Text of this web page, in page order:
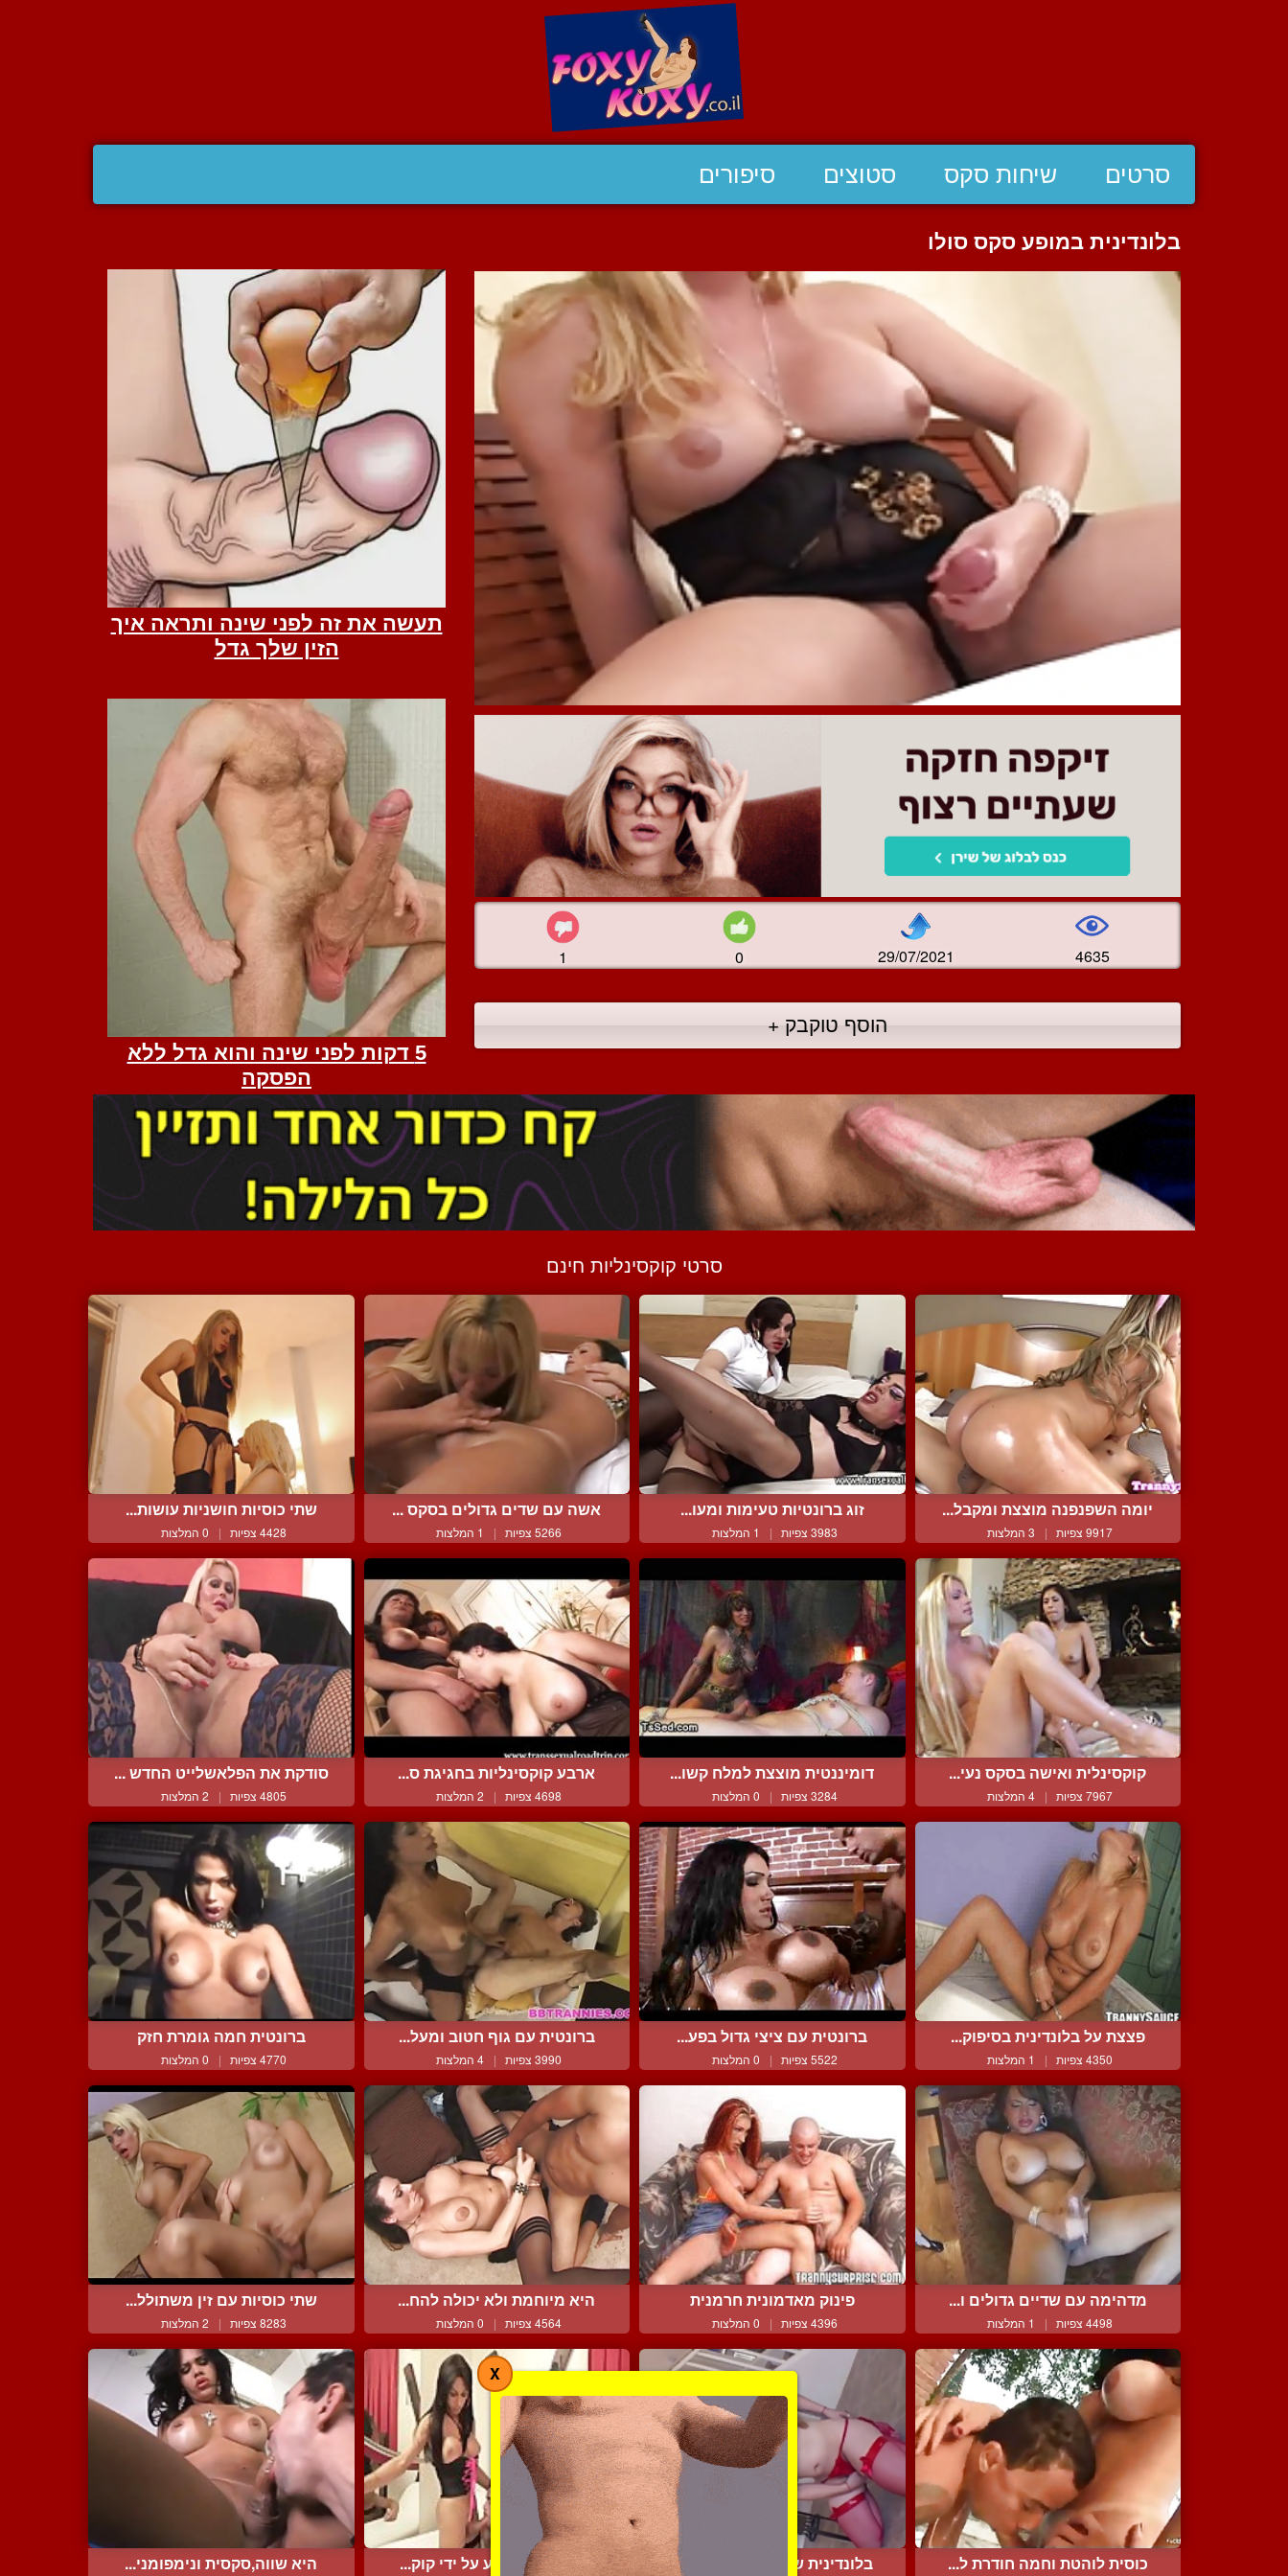
סרטים שיחות סקס סטוצים סיפורים
בלונדינית במופע סקס סולו
1 0 29/07/2021 4635
הוסף טוקבק +
סרטי קוקסינליות חינם
יומה השפנפנה מוצצת ומקבל...
9917 צפיות | 3 המלצות
זוג ברונטיות טעימות ומעו...
3983 צפיות | 1 המלצות
אשה עם שדים גדולים בסקס ...
5266 צפיות | 1 המלצות
שתי כוסיות חושניות עושות...
4428 צפיות | 0 המלצות
קוקסינלית ואישה בסקס נעי...
7967 צפיות | 4 המלצות
דומיננטית מוצצת למלח קשו...
3284 צפיות | 0 המלצות
ארבע קוקסינליות בחגיגת ס...
4698 צפיות | 2 המלצות
סודקת את הפלאשלייט החדש ...
4805 צפיות | 2 המלצות
פצצת על בלונדינית בסיפוק...
4350 צפיות | 1 המלצות
ברונטית עם ציצי גדול בפע...
5522 צפיות | 0 המלצות
ברונטית עם גוף חטוב ומעל...
3990 צפיות | 4 המלצות
ברונטית חמה גומרת חזק
4770 צפיות | 0 המלצות
מדהימה עם שדיים גדולים ו...
4498 צפיות | 1 המלצות
פינוק מאדמונית חרמנית
4396 צפיות | 0 המלצות
היא מיוחמת ולא יכולה להח...
4564 צפיות | 0 המלצות
שתי כוסיות עם זין משתולל...
8283 צפיות | 2 המלצות
כוסית לוהטת וחמה חודרת ל... בלונדינית שאפה בבגד רשת ... התחת שלי נקרע על ידי קוק... היא שווה,סקסית ונימפומני...
X